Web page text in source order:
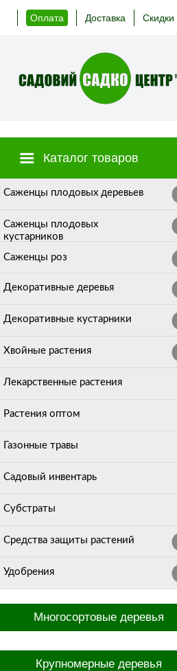
Оплата Доставка Скидки
Каталог товаров
Cаженцы плодовых деревьев
Саженцы плодовых
кустарников
Саженцы роз
Декоративные деревья
Декоративные кустарники
Хвойные растения
Лекарственные растения
Растения оптом
Газонные травы
Садовый инвентарь
Субстраты
Средства защиты растений
Удобрения
Многосортовые деревья
Крупномерные деревья